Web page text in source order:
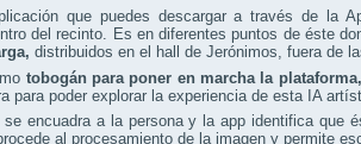
que puedes descargar a través de la
del recinto. Es en diferentes puntos de éste
distribuidos en el hall de Jerónimos, fuera de
tobogán para poner en marcha la plataforma,
para poder explorar la experiencia de esta IA
encuadra a la persona y la app identifica que
al procesamiento de la imagen y permite